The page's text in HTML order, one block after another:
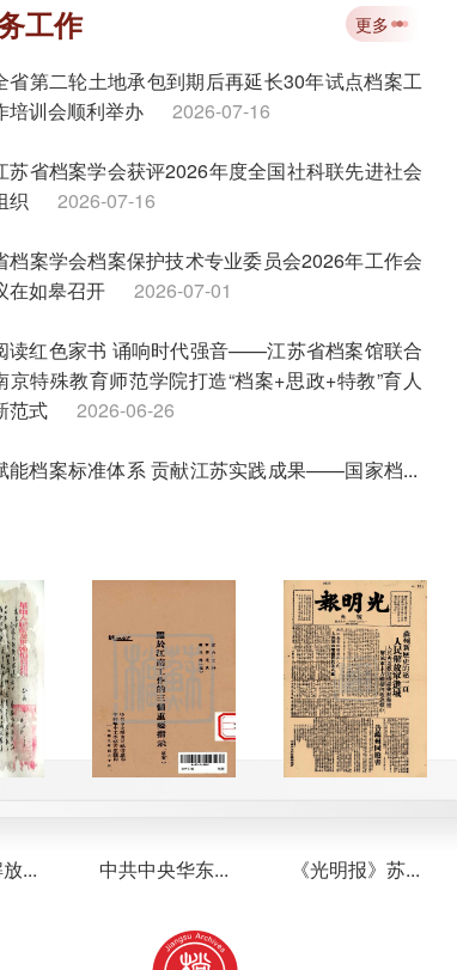
工作 更多
省第二轮土地承包到期后再延长30年试点档案工
培训会顺利举办
2026-07-16
苏省档案学会获评2026年度全国社科联先进社会
织
2026-07-16
档案学会档案保护技术专业委员会2026年工作会
在如皋召开
2026-07-01
读红色家书 诵响时代强音——江苏省档案馆联合
京特殊教育师范学院打造“档案+思政+特教”育人
范式
2026-06-26
能档案标准体系 贡献江苏实践成果——国家档案
...
苏省档案馆2026年度国家档案局科技立项数全国
一
数字档案中心召开“人工智能赋能企业档案应
”专题研讨会
2026-06-15
中共中央华东... 《光明报》苏...